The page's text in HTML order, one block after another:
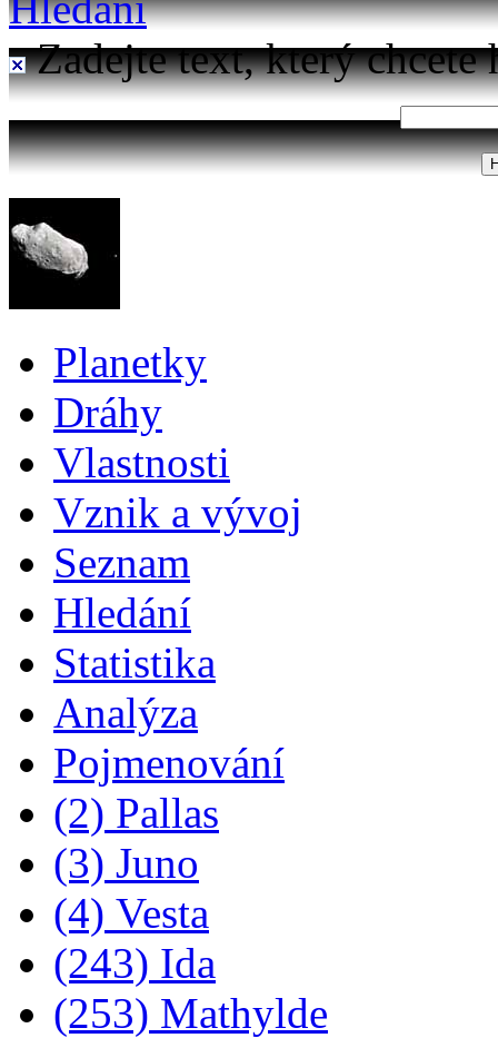
Zadejte text, který chcete
Planetky
Dráhy
Vlastnosti
Vznik a vývoj
Seznam
Hledání
Statistika
Analýza
Pojmenování
(2) Pallas
(3) Juno
(4) Vesta
(243) Ida
(253) Mathylde